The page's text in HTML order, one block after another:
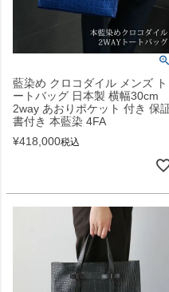
藍染め クロコダイル メンズ ト
ートバッグ 日本製 横幅30cm
2way あおりポケット 付き 保
書付き 本藍染 4FA
¥418,000税込